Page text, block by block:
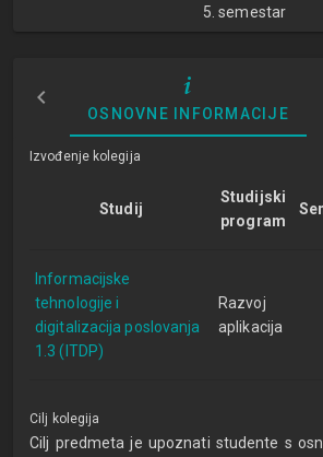
5. semestar
OSNOVNE INFORMACIJE
Izvođenje kolegija
Studij
Studijski
program
Informacijske
tehnologije i
digitalizacija poslovanja
1.3 (ITDP)
Razvoj
aplikacija
Cilj kolegija
Cilj predmeta je upoznati studente s